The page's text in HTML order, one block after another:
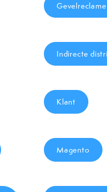
Gevelreclame
Indirecte
Klant
Magento